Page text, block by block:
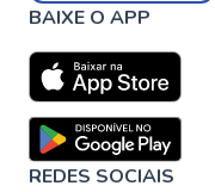
BAIXE O APP
REDES SOCIAIS